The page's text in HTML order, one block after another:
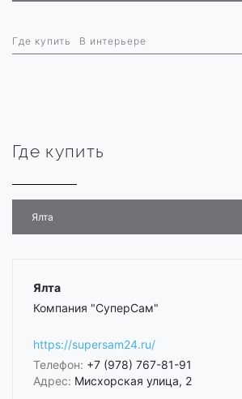
Где купить В интерьере
Где купить
Ялта
Ялта
Компания "СуперСам"
https://supersam24.ru/
Телефон: +7 (978) 767-81-91
Адрес: Мисхорская улица, 2